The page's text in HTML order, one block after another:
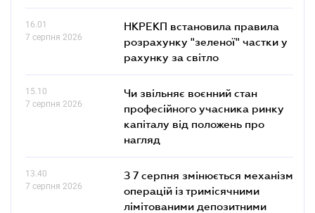
16.01
7 серпня 2026
НКРЕКП встановила правила
розрахунку "зеленої" частки у
рахунку за світло
15.10
7 серпня 2026
Чи звільняє воєнний стан
професійного учасника ринку
капіталу від положень про
нагляд
13.40
7 серпня 2026
З 7 серпня змінюється механізм
операцій із тримісячними
лімітованими депозитними